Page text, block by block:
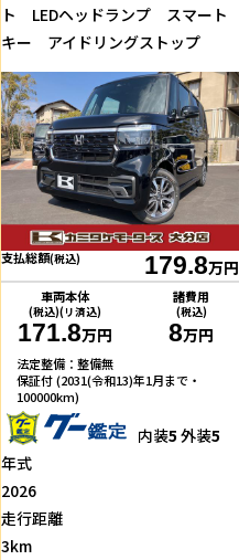
ト LEDヘッドランプ スマート
キー アイドリングストップ
支払総額(税込) 179.8万円
車両本体
(税込)(リ済込)
171.8万円
諸費用
(税込)
8万円
法定整備：整備無
保証付 (2031(令和13)年1月まで・
100000km)
内装5 外装5
年式
2026
走行距離
3km